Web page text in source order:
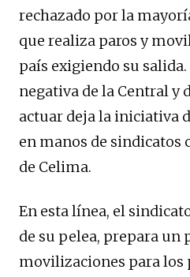
rechazado por la
que realiza paros y
país exigiendo su
negativa de la Central y
actuar deja la iniciativa
en manos de sindicatos
de Celima.
En esta línea, el
de su pelea, prepara un
movilizaciones para los